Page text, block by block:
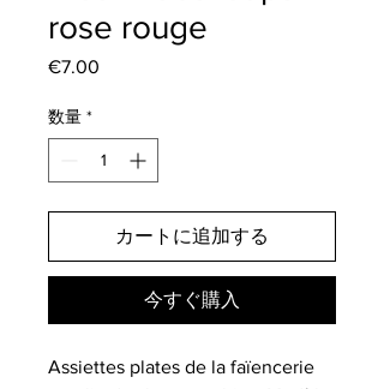
rose rouge
€7.00
数量 *
カートに追加する
今すぐ購入
Assiettes plates de la faïencerie